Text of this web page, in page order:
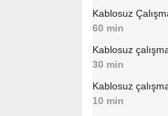
Kablosuz
60 min
Kablosuz
30 min
Kablosuz
10 min